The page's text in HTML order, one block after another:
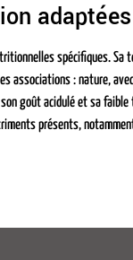
spécifiques. Sa
associations : nature,
goût acidulé et sa
présents,